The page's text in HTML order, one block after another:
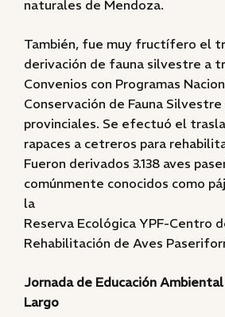
naturales de Mendoza.
También, fue muy fructífero el
derivación de fauna silvestre a
Convenios con Programas
Conservación de Fauna
provinciales. Se efectuó el
rapaces a cetreros para
Fueron derivados 3.138 aves
comúnmente conocidos como
la
Reserva Ecológica YPF-Centro
Rehabilitación de Aves
Jornada de Educación
Largo